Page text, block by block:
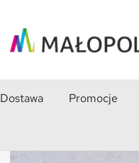
Dostawa Promocje